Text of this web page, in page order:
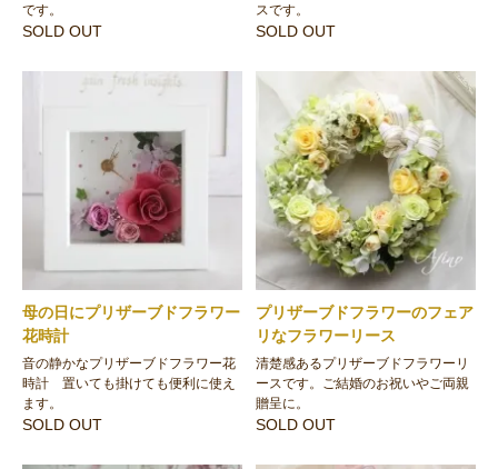
です。
SOLD OUT
スです。
SOLD OUT
母の日にプリザーブドフラワー
花時計
音の静かなプリザーブドフラワー花
時計 置いても掛けても便利に使え
ます。
SOLD OUT
プリザーブドフラワーのフェア
リなフラワーリース
清楚感あるプリザーブドフラワーリ
ースです。ご結婚のお祝いやご両親
贈呈に。
SOLD OUT